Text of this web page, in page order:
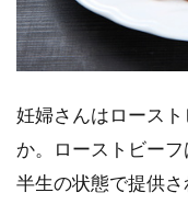
妊婦さんはロース
か。ローストビーフ
半生の状態で提供